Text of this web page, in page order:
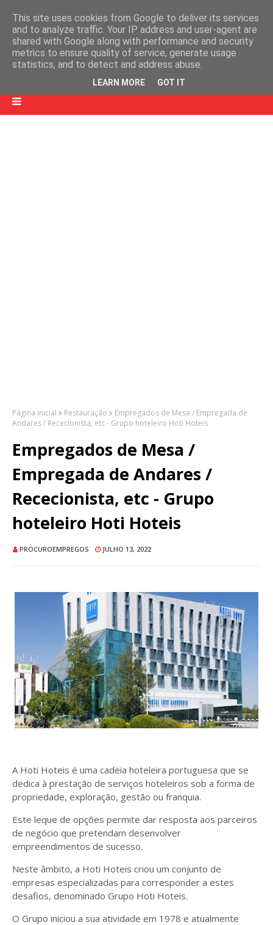
Página inicial Restauração
Empregados de Mesa / Empregada de
Andares / Rececionista, etc - Grupo hoteleiro Hoti Hoteis
Empregados de Mesa /
Empregada de Andares /
Rececionista, etc - Grupo
hoteleiro Hoti Hoteis
PROCUROEMPREGOS JULHO 13, 2022
A Hoti Hoteis é uma cadeia hoteleira portuguesa que se
dedica à prestação de serviços hoteleiros sob a forma de
propriedade, exploração, gestão ou franquia.
Este leque de opções permite dar resposta aos parceiros
de negócio que pretendam desenvolver
empreendimentos de sucesso.
Neste âmbito, a Hoti Hoteis criou um conjunto de
empresas especializadas para corresponder a estes
desafios, denominado Grupo Hoti Hoteis.
O Grupo iniciou a sua atividade em 1978 e atualmente
This site uses cookies from Google to deliver its services
and to analyze traffic. Your IP address and user-agent are
shared with Google along with performance and security
metrics to ensure quality of service, generate usage
statistics, and to detect and address abuse.
LEARN MORE GOT IT